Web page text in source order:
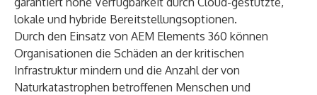
lokale und hybride Bereitstellungsoptionen.
Durch den Einsatz von AEM Elements 360 können
Organisationen die Schäden an der kritischen
Infrastruktur mindern und die Anzahl der von
Naturkatastrophen betroffenen Menschen und